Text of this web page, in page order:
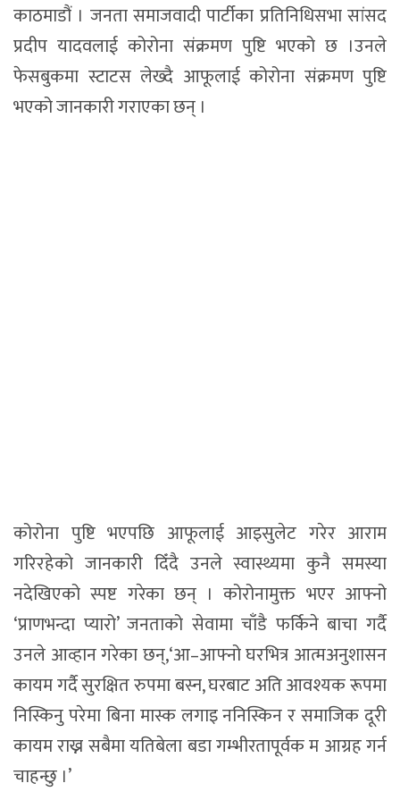
काठमाडौं । जनता समाजवादी पार्टीका प्रतिनिधिसभा सांसद
प्रदीप यादवलाई कोरोना संक्रमण पुष्टि भएको छ ।उनले
फेसबुकमा स्टाटस लेख्दै आफूलाई कोरोना संक्रमण पुष्टि
भएको जानकारी गराएका छन् ।
कोरोना पुष्टि भएपछि आफूलाई आइसुलेट गरेर आराम
गरिरहेको जानकारी दिँदै उनले स्वास्थ्यमा कुनै समस्या
नदेखिएको स्पष्ट गरेका छन् । कोरोनामुक्त भएर आफ्नो
‘प्राणभन्दा प्यारो’ जनताको सेवामा चाँडै फर्किने बाचा गर्दै
उनले आव्हान गरेका छन्,‘आ–आफ्नो घरभित्र आत्मअनुशासन
कायम गर्दै सुरक्षित रुपमा बस्न, घरबाट अति आवश्यक रूपमा
निस्किनु परेमा बिना मास्क लगाइ ननिस्किन र समाजिक दूरी
कायम राख्न सबैमा यतिबेला बडा गम्भीरतापूर्वक म आग्रह गर्न
चाहन्छु ।’